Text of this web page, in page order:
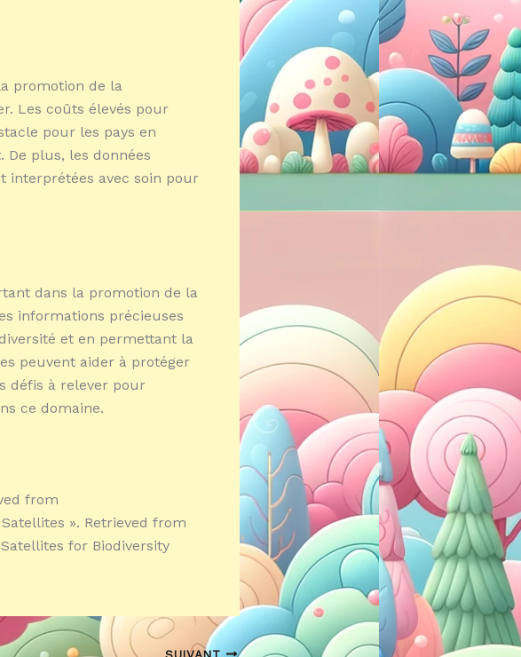
promotion de la
Les coûts élevés pour
pour les pays en
De plus, les données
interprétées avec soin pour
dans la promotion de la
informations précieuses
et en permettant la
peuvent aider à protéger
défis à relever pour
ce domaine.
from
». Retrieved from
for Biodiversity
SUIVANT